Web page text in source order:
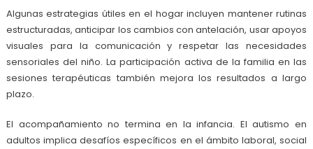
Algunas estrategias útiles en el hogar incluyen mantener rutinas
estructuradas, anticipar los cambios con antelación, usar apoyos
visuales para la comunicación y respetar las necesidades
sensoriales del niño. La participación activa de la familia en las
sesiones terapéuticas también mejora los resultados a largo
plazo.
El acompañamiento no termina en la infancia. El autismo en
adultos implica desafíos específicos en el ámbito laboral, social